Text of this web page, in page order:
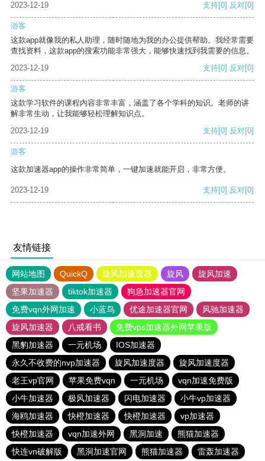
2023-12-19
支持[0] 反对[0]
游客
这款app就像我的私人助理，随时随地为我的办公提供帮助。我经常需要
查找资料，这款app的搜索功能非常强大，能够快速找到我需要的信息。
2023-12-19
支持[0] 反对[0]
游客
这款学习软件的课程内容非常丰富，涵盖了各个学科的知识。老师的讲
解非常生动，让我能够轻松理解知识点。
2023-12-19
支持[0] 反对[0]
游客
这款加速器app的操作非常简单，一键加速就能开启，非常方便。
2023-12-19 支持[0] 反对[0]
友情链接
网站地图 QuickQ 旋风加速度器 旋风
旋风加速
坚果加速器
tiktok加速器
狗急加速器官网
免费vqn外网加速
小蓝鸟 优途加速器官网
风驰加速器
旋风加速器
八戒看书
免费vps加速器外网苹果版
黑豹加速器
一元机场
IOS加速器
永久不收费的nvp加速器
旋风加速度器
旋风加速度器
老王vp官网
苹果免费vqn 一元机场
vqn加速免费版
小牛加速器
极风加速器 闪电加速器
小牛vp加速器
海鸥加速器
快橙加速器 快橙加速器
vp加速器
快橙加速器
vqn加速外网 黑洞加速
熊猫加速器
快连vn破解版
黑洞加速官网 熊猫加速器 雷轰加速器